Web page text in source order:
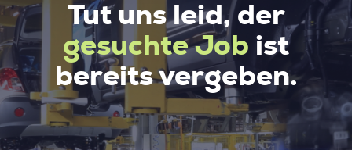
Tut uns leid, der
gesuchte Job ist
bereits vergeben.